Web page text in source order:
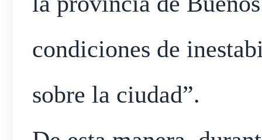
condiciones de
sobre la ciudad”.